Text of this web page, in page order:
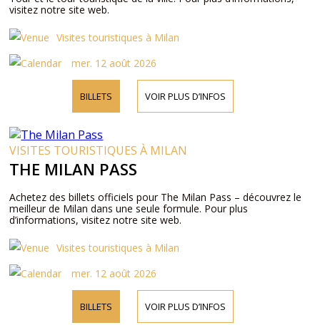
visitez notre site web.
Visites touristiques à Milan
mer. 12 août 2026
BILLETS VOIR PLUS D’INFOS
VISITES TOURISTIQUES À MILAN
THE MILAN PASS
Achetez des billets officiels pour The Milan Pass – découvrez le
meilleur de Milan dans une seule formule. Pour plus
d’informations, visitez notre site web.
Visites touristiques à Milan
mer. 12 août 2026
BILLETS VOIR PLUS D’INFOS